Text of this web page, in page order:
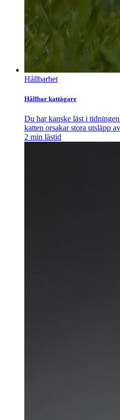
Hållbarhet
Hållbar kattägare
Du har kanske läst i
katten orsakar stora utsläpp
2 min lästid